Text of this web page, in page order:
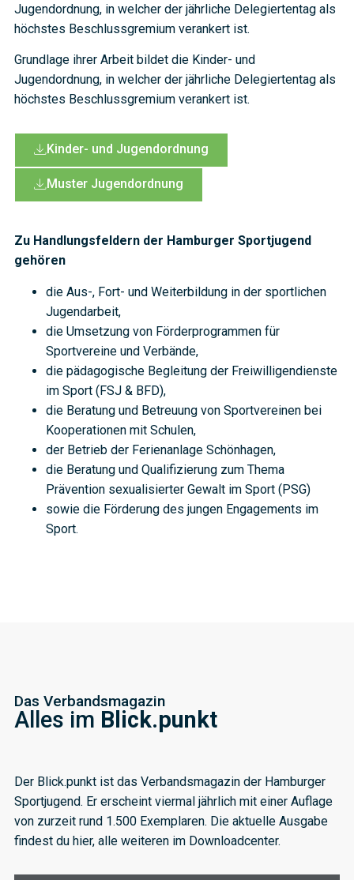
Jugendordnung, in welcher der jährliche Delegiertentag als
höchstes Beschlussgremium verankert ist.
Grundlage ihrer Arbeit bildet die Kinder- und
Jugendordnung, in welcher der jährliche Delegiertentag als
höchstes Beschlussgremium verankert ist.
Kinder- und Jugendordnung
Muster Jugendordnung
Zu Handlungsfeldern der Hamburger Sportjugend
gehören
die Aus-, Fort- und Weiterbildung in der sportlichen
Jugendarbeit,
die Umsetzung von Förderprogrammen für
Sportvereine und Verbände,
die pädagogische Begleitung der Freiwilligendienste
im Sport (FSJ & BFD),
die Beratung und Betreuung von Sportvereinen bei
Kooperationen mit Schulen,
der Betrieb der Ferienanlage Schönhagen,
die Beratung und Qualifizierung zum Thema
Prävention sexualisierter Gewalt im Sport (PSG)
sowie die Förderung des jungen Engagements im
Sport.
Das Verbandsmagazin
Alles im Blick.punkt
Der Blick.punkt ist das Verbandsmagazin der Hamburger
Sportjugend. Er erscheint viermal jährlich mit einer Auflage
von zurzeit rund 1.500 Exemplaren. Die aktuelle Ausgabe
findest du hier, alle weiteren im Downloadcenter.